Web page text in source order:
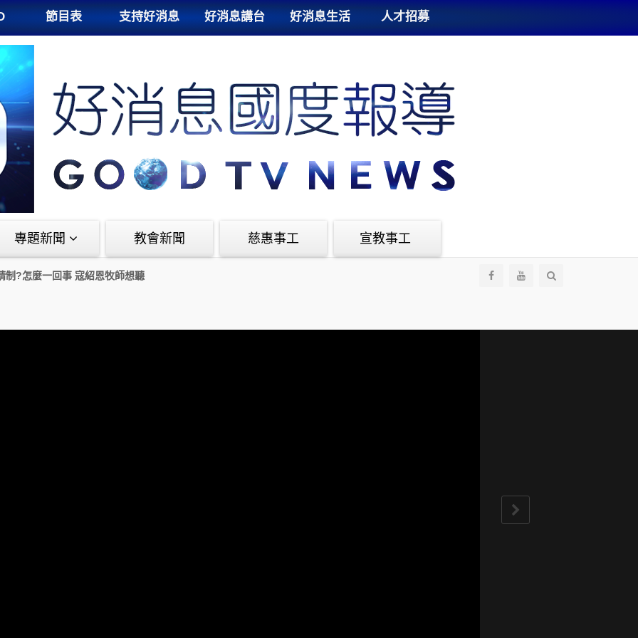
節目表 支持好消息 好消息講台 好消息生活 人才招募
專題新聞 教會新聞 慈惠事工 宣教事工
制?怎麼一回事 寇紹恩牧師想聽